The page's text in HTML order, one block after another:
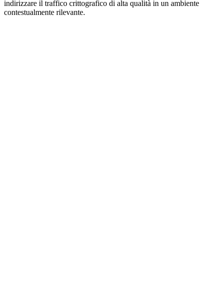
indirizzare il traffico crittografico di alta qualità in un ambiente
contestualmente rilevante.